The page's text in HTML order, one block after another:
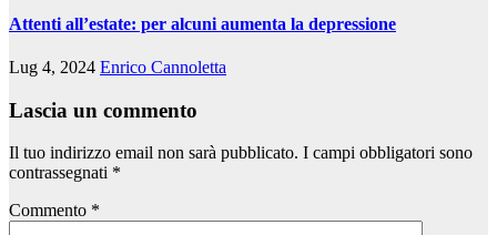
Attenti all’estate: per alcuni aumenta la depressione
Lug 4, 2024 Enrico Cannoletta
Lascia un commento
Il tuo indirizzo email non sarà pubblicato. I campi obbligatori sono
contrassegnati *
Commento *